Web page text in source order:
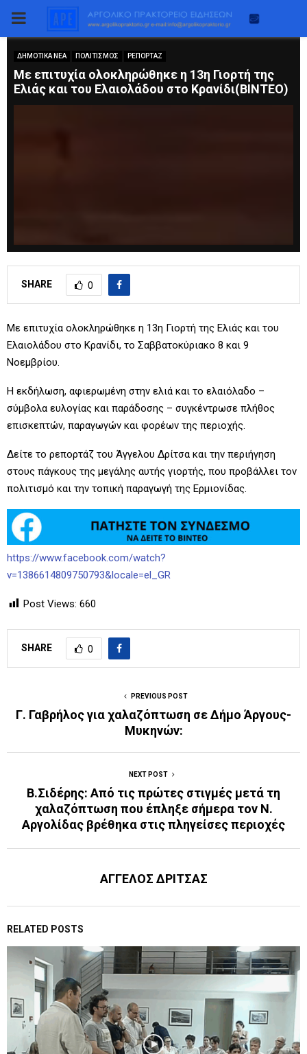
PRIMARY
MENU
ΔΗΜΟΤΙΚΑ ΝΕΑ ΠΟΛΙΤΙΣΜΟΣ ΡΕΠΟΡΤΑΖ
Με επιτυχία ολοκληρώθηκε η 13η Γιορτή της
Ελιάς και του Ελαιολάδου στο Κρανίδι(ΒΙΝΤΕΟ)
SHARE 0
Με επιτυχία ολοκληρώθηκε η 13η Γιορτή της Ελιάς και του
Ελαιολάδου στο Κρανίδι, το Σαββατοκύριακο 8 και 9
Νοεμβρίου.
Η εκδήλωση, αφιερωμένη στην ελιά και το ελαιόλαδο –
σύμβολα ευλογίας και παράδοσης – συγκέντρωσε πλήθος
επισκεπτών, παραγωγών και φορέων της περιοχής.
Δείτε το ρεπορτάζ του Άγγελου Δρίτσα και την περιήγηση
στους πάγκους της μεγάλης αυτής γιορτής, που προβάλλει τον
πολιτισμό και την τοπική παραγωγή της Ερμιονίδας.
https://www.facebook.com/watch?
v=1386614809750793&locale=el_GR
Post Views: 660
SHARE 0
PREVIOUS POST
Γ. Γαβρήλος για χαλαζόπτωση σε Δήμο Άργους-
Μυκηνών:
NEXT POST
Β.Σιδέρης: Από τις πρώτες στιγμές μετά τη
χαλαζόπτωση που έπληξε σήμερα τον N.
Αργολίδας βρέθηκα στις πληγείσες περιοχές
ΑΓΓΕΛΟΣ ΔΡΙΤΣΑΣ
RELATED POSTS